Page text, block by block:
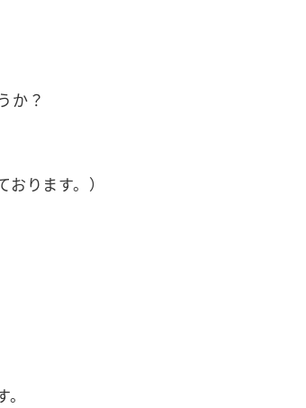
か？
ります。）